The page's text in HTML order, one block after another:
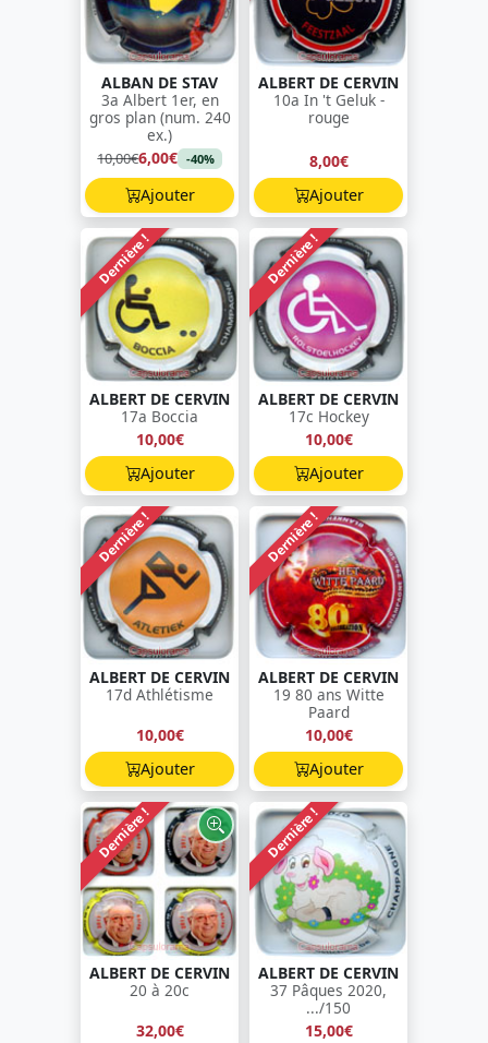
ALBAN DE STAV
3a Albert 1er, en
gros plan (num. 240
ex.)
10,00€6,00€ -40%
Ajouter
ALBERT DE CERVIN
10a In 't Geluk -
rouge
8,00€
Ajouter
Dernière !
ALBERT DE CERVIN
17a Boccia
10,00€
Ajouter
Dernière !
ALBERT DE CERVIN
17c Hockey
10,00€
Ajouter
Dernière !
ALBERT DE CERVIN
17d Athlétisme
10,00€
Ajouter
Dernière !
ALBERT DE CERVIN
19 80 ans Witte
Paard
10,00€
Ajouter
Dernière !
ALBERT DE CERVIN
20 à 20c
32,00€
Dernière !
ALBERT DE CERVIN
37 Pâques 2020,
.../150
15,00€